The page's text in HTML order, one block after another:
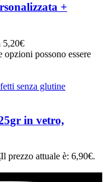
+
5,20€
possono essere
in vetro,
Il prezzo attuale è: 6,90€.